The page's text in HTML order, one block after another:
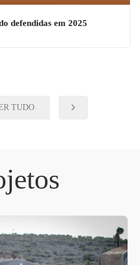
defendidas em 2025
TUDO